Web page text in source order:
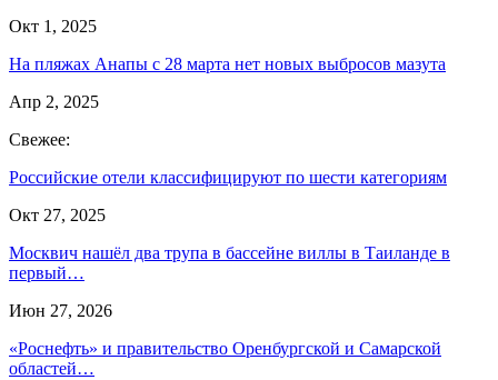
Окт 1, 2025
На пляжах Анапы с 28 марта нет новых выбросов мазута
Апр 2, 2025
Свежее:
Российские отели классифицируют по шести категориям
Окт 27, 2025
Москвич нашёл два трупа в бассейне виллы в Таиланде в
первый…
Июн 27, 2026
«Роснефть» и правительство Оренбургской и Самарской
областей…